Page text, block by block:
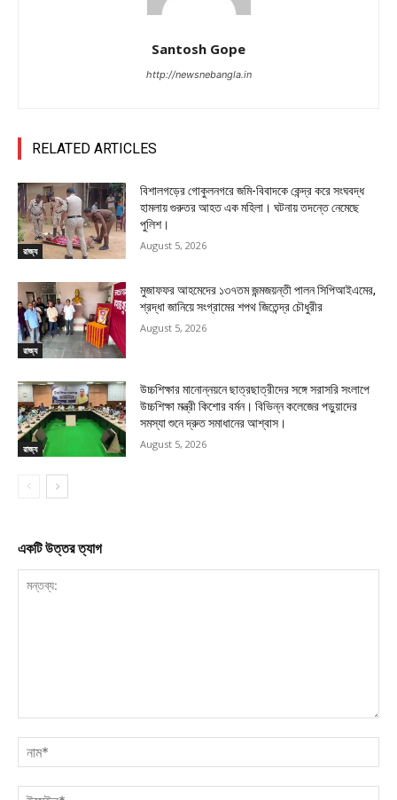
Santosh Gope
http://newsnebangla.in
RELATED ARTICLES
রাজ্য
বিশালগড়ের গোকুলনগরে জমি-বিবাদকে কেন্দ্র করে সংঘবদ্ধ
হামলায় গুরুতর আহত এক মহিলা। ঘটনায় তদন্তে নেমেছে
পুলিশ।
August 5, 2026
রাজ্য
মুজাফফর আহমেদের ১৩৭তম জন্মজয়ন্তী পালন সিপিআইএমের,
শ্রদ্ধা জানিয়ে সংগ্রামের শপথ জিতেন্দ্র চৌধুরীর
August 5, 2026
রাজ্য
উচ্চশিক্ষার মানোন্নয়নে ছাত্রছাত্রীদের সঙ্গে সরাসরি সংলাপে
উচ্চশিক্ষা মন্ত্রী কিশোর বর্মন। বিভিন্ন কলেজের পড়ুয়াদের
সমস্যা শুনে দ্রুত সমাধানের আশ্বাস।
August 5, 2026
একটি উত্তর ত্যাগ